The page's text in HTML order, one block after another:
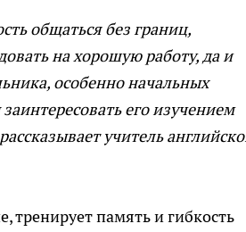
общаться без границ,
на хорошую работу, да и
особенно начальных
его изучением
учитель
тренирует память и гибкость